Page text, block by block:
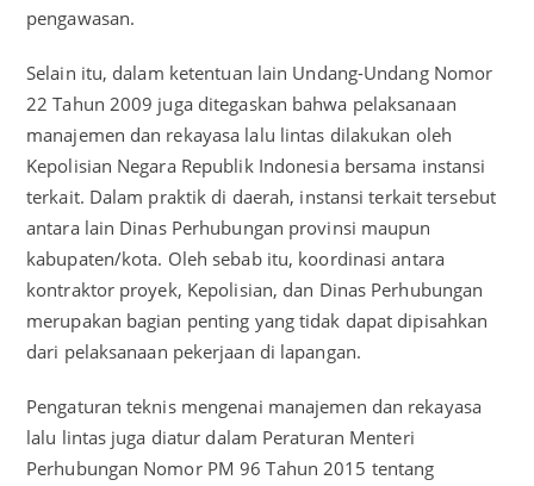
pengawasan.
Selain itu, dalam ketentuan lain Undang-Undang Nomor
22 Tahun 2009 juga ditegaskan bahwa pelaksanaan
manajemen dan rekayasa lalu lintas dilakukan oleh
Kepolisian Negara Republik Indonesia bersama instansi
terkait. Dalam praktik di daerah, instansi terkait tersebut
antara lain Dinas Perhubungan provinsi maupun
kabupaten/kota. Oleh sebab itu, koordinasi antara
kontraktor proyek, Kepolisian, dan Dinas Perhubungan
merupakan bagian penting yang tidak dapat dipisahkan
dari pelaksanaan pekerjaan di lapangan.
Pengaturan teknis mengenai manajemen dan rekayasa
lalu lintas juga diatur dalam Peraturan Menteri
Perhubungan Nomor PM 96 Tahun 2015 tentang